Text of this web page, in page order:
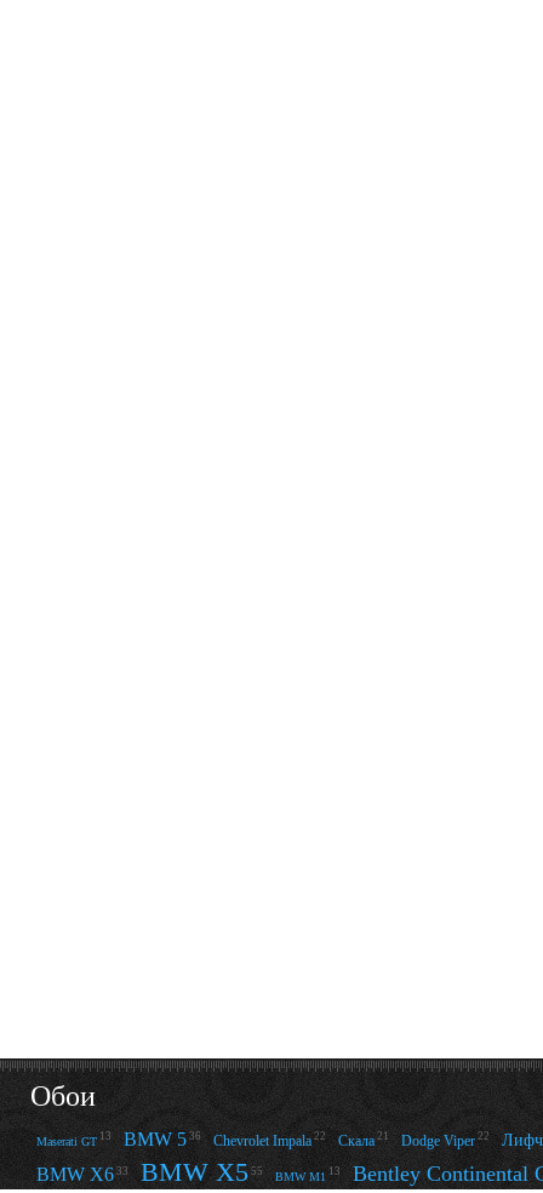
Обои
Maserati GT 13 BMW 5 36 Chevrolet Impala 22 Скала 21 Dodge Viper 22
BMW X6 33 BMW X5 55 BMW M1 13 Bentley Continental